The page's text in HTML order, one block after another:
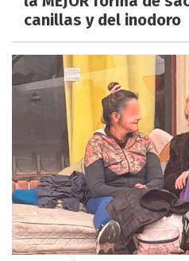
canillas y del inodoro